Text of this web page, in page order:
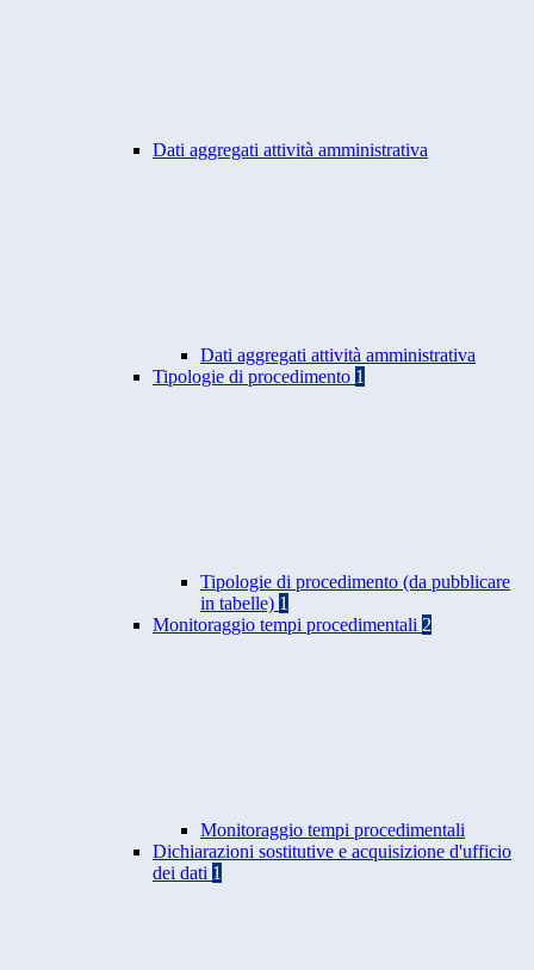
Dati aggregati attività amministrativa
Dati aggregati attività amministrativa
Tipologie di procedimento 1
Tipologie di procedimento (da pubblicare
in tabelle) 1
Monitoraggio tempi procedimentali 2
Monitoraggio tempi procedimentali
Dichiarazioni sostitutive e acquisizione d'ufficio
dei dati 1